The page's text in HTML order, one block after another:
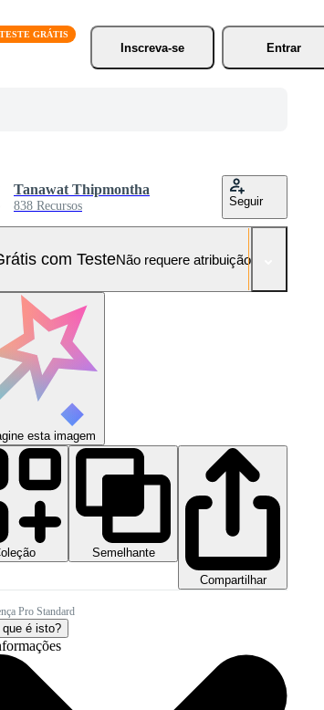
Inscreva-se
Entrar
Tanawat Thipmontha
838 Recursos Seguir
com TesteNão requere atribuição!
esta imagem
Semelhante
Compartilhar
Pro Standard
que é isto?